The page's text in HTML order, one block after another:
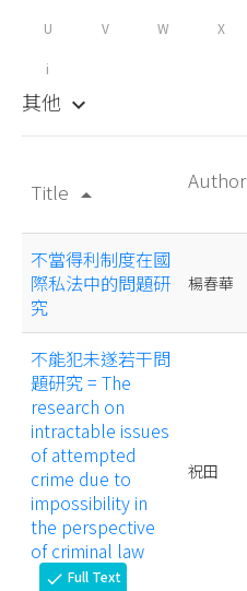
U V W X
i
其他 keyboard_arrow_down
Title arrow_drop_up
Author
不當得利制度在國
際私法中的問題研
究
楊春華
不能犯未遂若干問
題研究 = The
research on
intractable issues
of attempted
crime due to
impossibility in
the perspective
of criminal law
check Full Text
祝田